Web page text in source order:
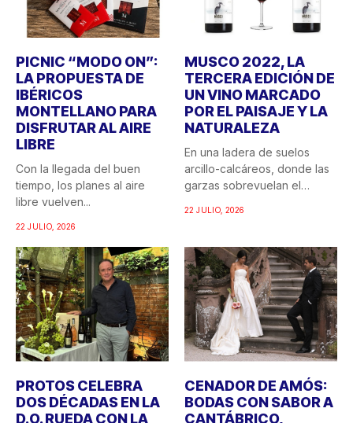
PICNIC “MODO ON”:
LA PROPUESTA DE
IBÉRICOS
MONTELLANO PARA
DISFRUTAR AL AIRE
LIBRE
Con la llegada del buen
tiempo, los planes al aire
libre vuelven...
22 JULIO, 2026
MUSCO 2022, LA
TERCERA EDICIÓN DE
UN VINO MARCADO
POR EL PAISAJE Y LA
NATURALEZA
En una ladera de suelos
arcillo-calcáreos, donde las
garzas sobrevuelan el
22 JULIO, 2026
PROTOS CELEBRA
DOS DÉCADAS EN LA
D.O. RUEDA CON LA
CENADOR DE AMÓS:
BODAS CON SABOR A
CANTÁBRICO,